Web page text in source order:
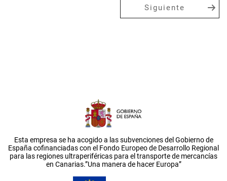
Siguiente
Esta empresa se ha acogido a las subvenciones del Gobierno de
España cofinanciadas con el Fondo Europeo de Desarrollo Regional
para las regiones ultraperiféricas para el transporte de mercancías
en Canarias.”Una manera de hacer Europa”